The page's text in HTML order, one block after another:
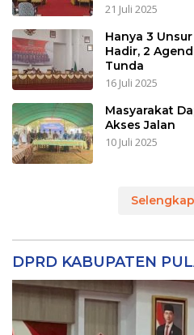
21 Juli 2025
Hanya 3
Hadir, 2
Tunda
16 Juli 2025
Masyarakat
Akses Jalan
10 Juli 2025
DPRD KABUPATEN